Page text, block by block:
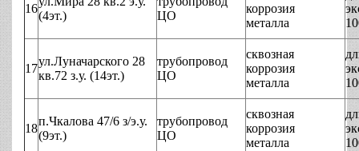
16
(4эт.)
ЦО
коррозия
металла
17
ул.Луначарского 28
кв.72 з.у. (14эт.)
трубопровод
ЦО
сквозная
коррозия
металла
18
п.Чкалова 47/6 з/э.у.
(9эт.)
трубопровод
ЦО
сквозная
коррозия
металла